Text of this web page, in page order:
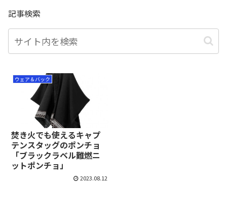
記事検索
ウェア＆バック
焚き火でも使えるキャプ
テンスタッグのポンチョ
「ブラックラベル難燃ニ
ットポンチョ」
2023.08.12